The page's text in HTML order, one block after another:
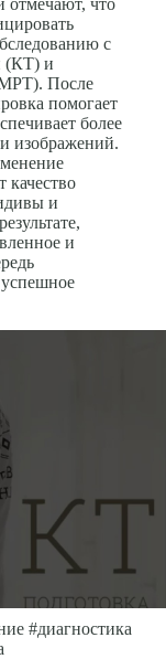
отмечают, что
с
(КТ) и
После
помогает
более
изображений.
качество
и
и
#диагностика